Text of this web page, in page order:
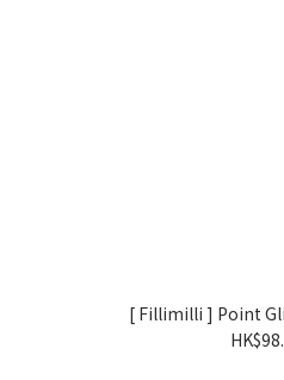
[ Fillimilli ] Point